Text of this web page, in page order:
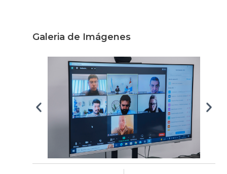
Galeria de Imágenes